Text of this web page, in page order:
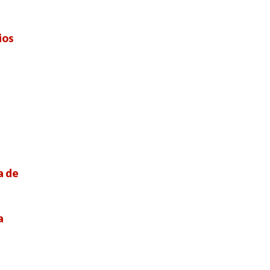
de